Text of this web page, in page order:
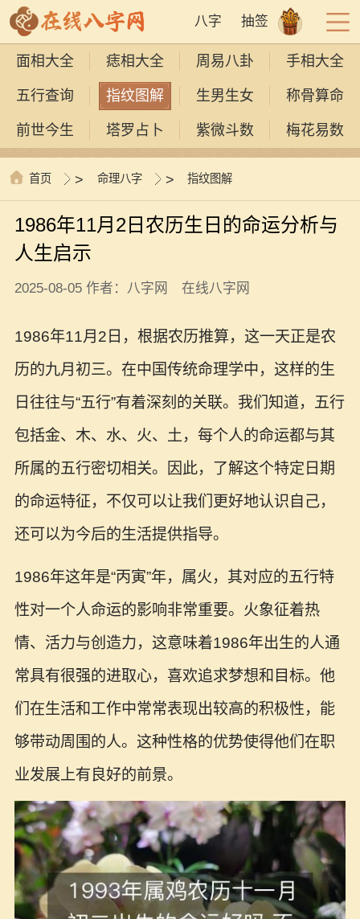
八字 抽签
面相大全 痣相大全 周易八卦 手相大全
五行查询 指纹图解 生男生女 称骨算命
前世今生 塔罗占卜 紫微斗数 梅花易数
首页 > 命理八字 > 指纹图解
1986年11月2日农历生日的命运分析与
人生启示
2025-08-05 作者：八字网 在线八字网
1986年11月2日，根据农历推算，这一天正是农
历的九月初三。在中国传统命理学中，这样的生
日往往与“五行”有着深刻的关联。我们知道，五行
包括金、木、水、火、土，每个人的命运都与其
所属的五行密切相关。因此，了解这个特定日期
的命运特征，不仅可以让我们更好地认识自己，
还可以为今后的生活提供指导。
1986年这年是“丙寅”年，属火，其对应的五行特
性对一个人命运的影响非常重要。火象征着热
情、活力与创造力，这意味着1986年出生的人通
常具有很强的进取心，喜欢追求梦想和目标。他
们在生活和工作中常常表现出较高的积极性，能
够带动周围的人。这种性格的优势使得他们在职
业发展上有良好的前景。